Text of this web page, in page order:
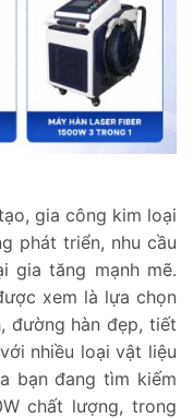
gia công kim loại
phát triển, nhu cầu
gia tăng mạnh mẽ.
xem là lựa chọn
đường hàn đẹp, tiết
nhiều loại vật liệu
bạn đang tìm kiếm
chất lượng, trong